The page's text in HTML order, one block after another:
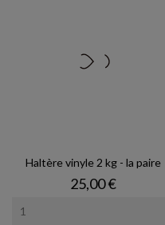
Haltère vinyle 2 kg - la paire
Prix
25,00 €